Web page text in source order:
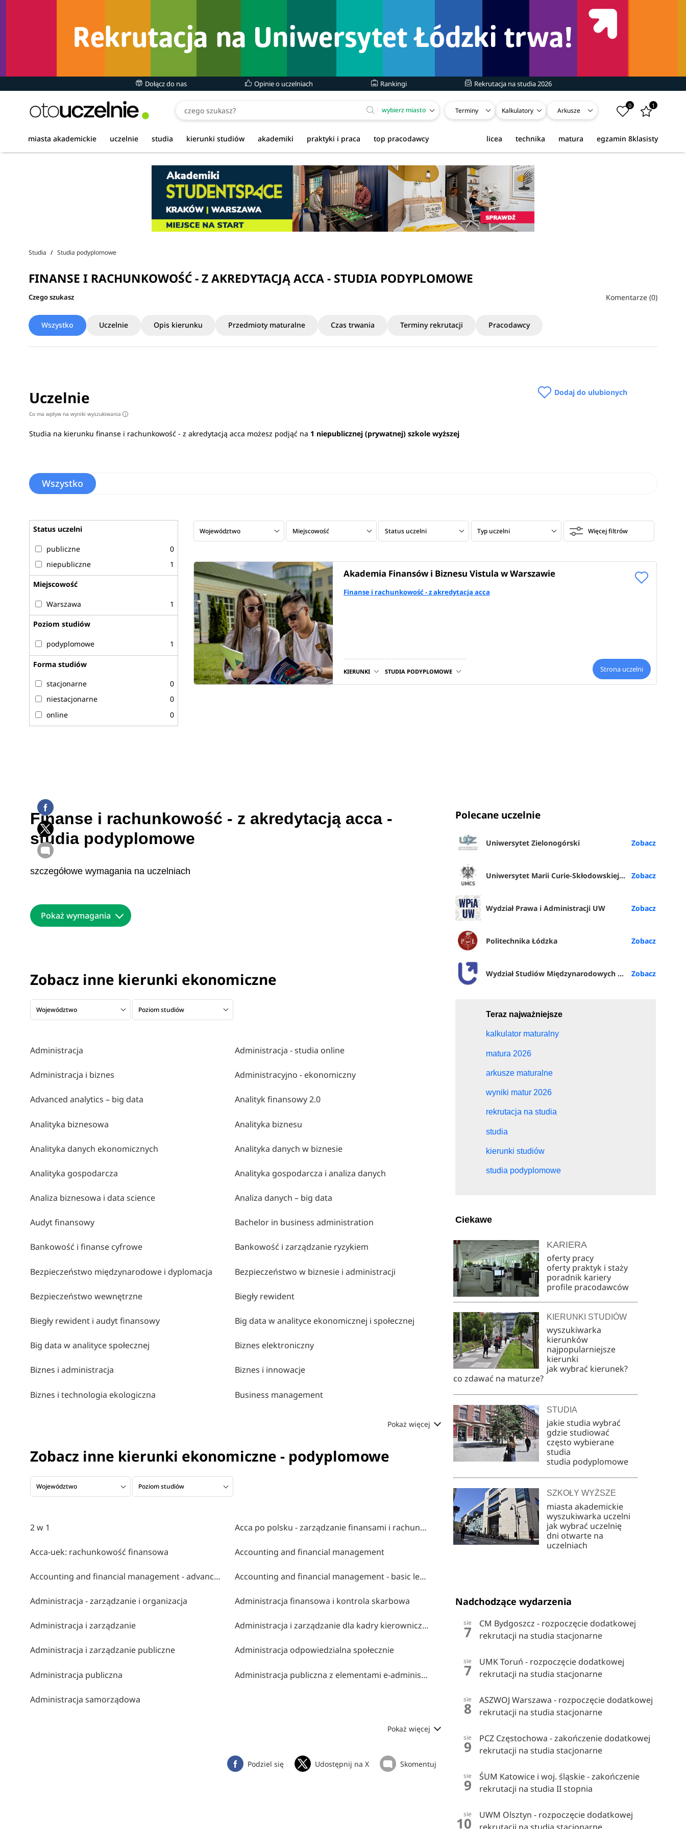
Dołącz do nas Opinie o uczelniach Rankingi Rekrutacja na studia 2026
wybierz miasto Terminy Kalkulatory Arkusze
0 1
miasta akademickie uczelnie studia kierunki studiów akademiki praktyki i praca top pracodawcy egzamin 8klasisty
matura
technika
licea
Studia Studia podyplomowe
FINANSE I RACHUNKOWOŚĆ - Z AKREDYTACJĄ ACCA - STUDIA PODYPLOMOWE
Czego szukasz Komentarze (0)
Wszystko Uczelnie Opis kierunku Przedmioty maturalne Czas trwania Terminy rekrutacji Pracodawcy
Uczelnie
Co ma wpływ na wyniki wyszukiwania i
Dodaj do ulubionych
Studia na kierunku finanse i rachunkowość - z akredytacją acca możesz podjąć na 1 niepublicznej (prywatnej) szkole wyższej
Wszystko
Województwo Miejscowość Status uczelni Typ uczelni Więcej filtrów
Akademia Finansów i Biznesu Vistula w Warszawie
Finanse i rachunkowość - z akredytacją acca
KIERUNKI STUDIA PODYPLOMOWE Strona uczelni
Status uczelni
publiczne
0
niepubliczne
1
Miejscowość
Warszawa 1
Poziom studiów
podyplomowe 1
Forma studiów
stacjonarne
0
niestacjonarne
0
online
0
Finanse i rachunkowość - z akredytacją acca -
studia podyplomowe
szczegółowe wymagania na uczelniach
Pokaż wymagania
Zobacz inne kierunki ekonomiczne
Województwo Poziom studiów
Administracja Administracja - studia online
Administracja i biznes Administracyjno - ekonomiczny
Advanced analytics – big data Analityk finansowy 2.0
Analityka biznesowa Analityka biznesu
Analityka danych ekonomicznych Analityka danych w biznesie
Analityka gospodarcza Analityka gospodarcza i analiza danych
Analiza biznesowa i data science Analiza danych – big data
Audyt finansowy Bachelor in business administration
Bankowość i finanse cyfrowe Bankowość i zarządzanie ryzykiem
Bezpieczeństwo międzynarodowe i dyplomacja Bezpieczeństwo w biznesie i administracji
Bezpieczeństwo wewnętrzne Biegły rewident
Biegły rewident i audyt finansowy Big data w analityce ekonomicznej i społecznej
Big data w analityce społecznej Biznes elektroniczny
Biznes i administracja Biznes i innowacje
Biznes i technologia ekologiczna Business management
Pokaż więcej
Zobacz inne kierunki ekonomiczne - podyplomowe
Województwo Poziom studiów
2 w 1 Acca po polsku - zarządzanie finansami i rachunkowość w środowisku międzynarodowym
Acca-uek: rachunkowość finansowa Accounting and financial management
Accounting and financial management - advanced level Accounting and financial management - basic level
Administracja - zarządzanie i organizacja Administracja finansowa i kontrola skarbowa
Administracja i zarządzanie Administracja i zarządzanie dla kadry kierowniczej administracji publicznej
Administracja i zarządzanie publiczne Administracja odpowiedzialna społecznie
Administracja publiczna Administracja publiczna z elementami e-administracji
Administracja samorządowa
Pokaż więcej
Podziel się Udostępnij na X Skomentuj
Polecane uczelnie
Uniwersytet Zielonogórski
Uniwersytet Marii Curie-Skłodowskiej w Lublinie
Wydział Prawa i Administracji UW
Politechnika Łódzka
Wydział Studiów Międzynarodowych i Politologicznych UŁ
Teraz najważniejsze
kalkulator maturalny
matura 2026
arkusze maturalne
wyniki matur 2026
rekrutacja na studia
studia
kierunki studiów
studia podyplomowe
Ciekawe
KARIERA
oferty pracy
oferty praktyk i staży
poradnik kariery
profile pracodawców
KIERUNKI STUDIÓW
wyszukiwarka
kierunków
najpopularniejsze
kierunki
jak wybrać kierunek?
co zdawać na maturze?
STUDIA
jakie studia wybrać
gdzie studiować
często wybierane
studia
studia podyplomowe
SZKOŁY WYŻSZE
miasta akademickie
wyszukiwarka uczelni
jak wybrać uczelnię
dni otwarte na
uczelniach
Nadchodzące wydarzenia
sie
7
CM Bydgoszcz - rozpoczęcie dodatkowej
rekrutacji na studia stacjonarne
sie
7
UMK Toruń - rozpoczęcie dodatkowej
rekrutacji na studia stacjonarne
sie
8
ASZWOJ Warszawa - rozpoczęcie dodatkowej
rekrutacji na studia stacjonarne
sie
9
PCZ Częstochowa - zakończenie dodatkowej
rekrutacji na studia stacjonarne
sie
9
ŚUM Katowice i woj. śląskie - zakończenie
rekrutacji na studia II stopnia
sie
10
UWM Olsztyn - rozpoczęcie dodatkowej